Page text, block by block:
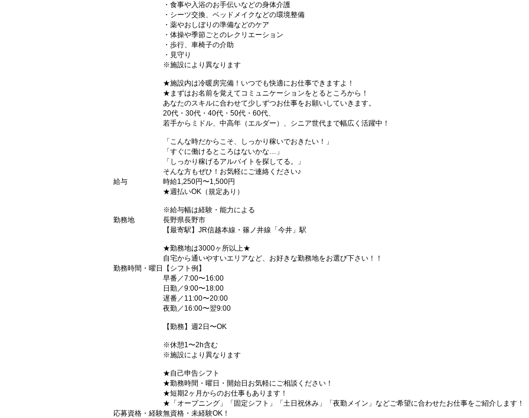
・食事や入浴のお手伝いなどの身体介護
・シーツ交換、ベッドメイクなどの環境整備
・薬やおしぼりの準備などのケア
・体操や季節ごとのレクリエーション
・歩行、車椅子の介助
・見守り
※施設により異なります
★施設内は冷暖房完備！いつでも快適にお仕事できますよ！
★まずはお名前を覚えてコミュニケーションをとるところから！
あなたのスキルに合わせて少しずつお仕事をお願いしていきます。
20代・30代・40代・50代・60代、
若手からミドル、中高年（エルダー）、シニア世代まで幅広く活躍中！
「こんな時だからこそ、しっかり稼いでおきたい！」
「すぐに働けるところはないかな…」
「しっかり稼げるアルバイトを探してる。」
そんな方もぜひ！お気軽にご連絡ください♪
給与
時給1,250円〜1,500円
★週払いOK（規定あり）
※給与幅は経験・能力による
勤務地
長野県長野市
【最寄駅】JR信越本線・篠ノ井線「今井」駅
★勤務地は3000ヶ所以上★
自宅から通いやすいエリアなど、お好きな勤務地をお選び下さい！！
勤務時間・曜日
【シフト例】
早番／7:00〜16:00
日勤／9:00〜18:00
遅番／11:00〜20:00
夜勤／16:00〜翌9:00
【勤務】週2日〜OK
※休憩1〜2h含む
※施設により異なります
★自己申告シフト
★勤務時間・曜日・開始日お気軽にご相談ください！
★短期2ヶ月からのお仕事もあります！
★「オープニング」「固定シフト」「土日祝休み」「夜勤メイン」などご希望に合わせたお仕事をご紹介します！
応募資格・経験無資格・未経験OK！